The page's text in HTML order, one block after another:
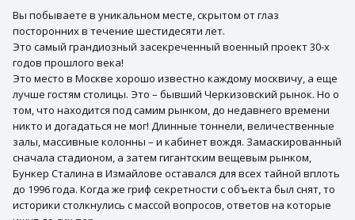
Вы побываете в уникальном месте, скрытом от глаз
посторонних в течение шестидесяти лет.
Это самый грандиозный засекреченный военный проект 30-х
годов прошлого века!
Это место в Москве хорошо известно каждому москвичу, а еще
лучше гостям столицы. Это – бывший Черкизовский рынок. Но о
том, что находится под самим рынком, до недавнего времени
никто и догадаться не мог! Длинные тоннели, величественные
залы, массивные колонны – и кабинет вождя. Замаскированный
сначала стадионом, а затем гигантским вещевым рынком,
Бункер Сталина в Измайлове оставался для всех тайной вплоть
до 1996 года. Когда же гриф секретности с объекта был снят, то
историки столкнулись с массой вопросов, ответов на которые